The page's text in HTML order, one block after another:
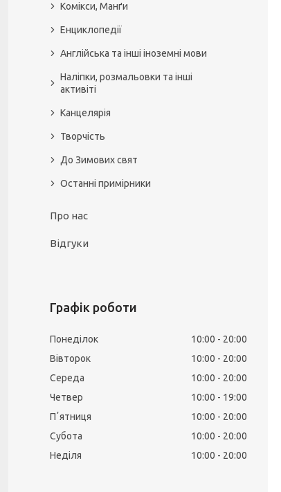
Комікси, Манґи
Енциклопедії
Англійська та інші іноземні мови
Наліпки, розмальовки та інші
активіті
Канцелярія
Творчість
До Зимових свят
Останні примірники
Про нас
Відгуки
Графік роботи
Понеділок 10:00
20:00
Вівторок
10:00
20:00
Середа
10:00
20:00
Четвер
10:00
19:00
Пʼятниця
10:00
20:00
Субота
10:00
20:00
Неділя
10:00 20:00